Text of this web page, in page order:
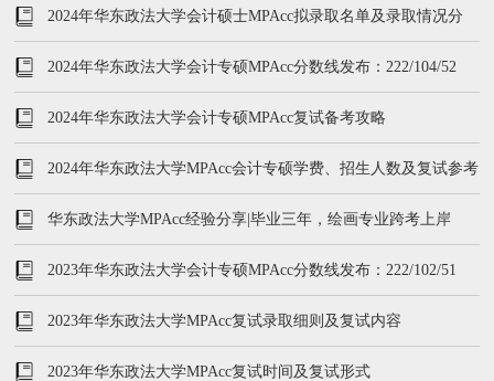
复试内容）
2024年华东政法大学会计硕士MPAcc拟录取名单及录取情况分
析！
2024年华东政法大学会计专硕MPAcc分数线发布：222/104/52
2024年华东政法大学会计专硕MPAcc复试备考攻略
2024年华东政法大学MPAcc会计专硕学费、招生人数及复试参考
书
华东政法大学MPAcc经验分享|毕业三年，绘画专业跨考上岸
2023年华东政法大学会计专硕MPAcc分数线发布：222/102/51
2023年华东政法大学MPAcc复试录取细则及复试内容
2023年华东政法大学MPAcc复试时间及复试形式